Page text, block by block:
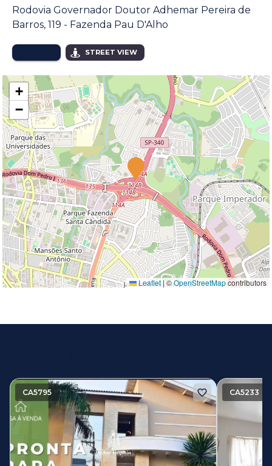
Rodovia Governador Doutor Adhemar Pereira de
Barros, 119 - Fazenda Pau D'Alho
STREET VIEW
+
−
Leaflet|©OpenStreetMapcontributors
CA5795 CA5233